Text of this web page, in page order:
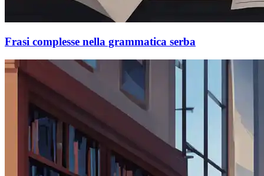
Frasi complesse nella grammatica serba